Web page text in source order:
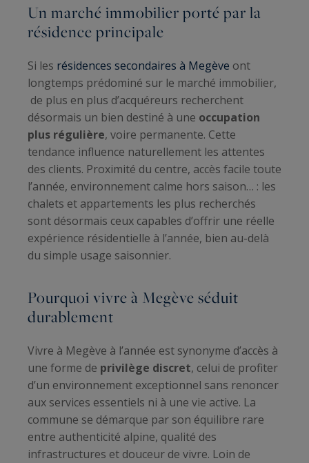
Un marché immobilier porté par la
résidence principale
Si les résidences secondaires à Megève ont
longtemps prédominé sur le marché immobilier,
de plus en plus d’acquéreurs recherchent
désormais un bien destiné à une occupation
plus régulière, voire permanente. Cette
tendance influence naturellement les attentes
des clients. Proximité du centre, accès facile toute
l’année, environnement calme hors saison… : les
chalets et appartements les plus recherchés
sont désormais ceux capables d’offrir une réelle
expérience résidentielle à l’année, bien au-delà
du simple usage saisonnier.
Pourquoi vivre à Megève séduit
durablement
Vivre à Megève à l’année est synonyme d’accès à
une forme de privilège discret, celui de profiter
d’un environnement exceptionnel sans renoncer
aux services essentiels ni à une vie active. La
commune se démarque par son équilibre rare
entre authenticité alpine, qualité des
infrastructures et douceur de vivre. Loin de